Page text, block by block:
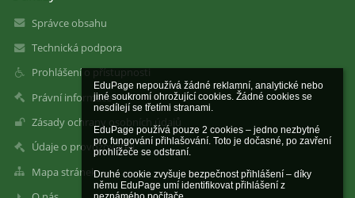
EduPage nepoužívá žádné reklamní, analytické nebo
jiné soukromí ohrožující cookies. Žádné cookies se
nesdílejí se třetími stranami.
EduPage používá pouze 2 cookies – jedno nezbytné
pro fungování přihlašování. Toto je dočasné, po zavření
prohlížeče se odstraní.
Druhé cookie zvyšuje bezpečnost přihlášení – díky
němu EduPage umí identifikovat přihlášení z
Správce obsahu
Technická podpora
Prohlášení o přístupnosti
Právní informace
Zásady ochrany osobních údajů
Údaje o provozovateli
Mapa stránek